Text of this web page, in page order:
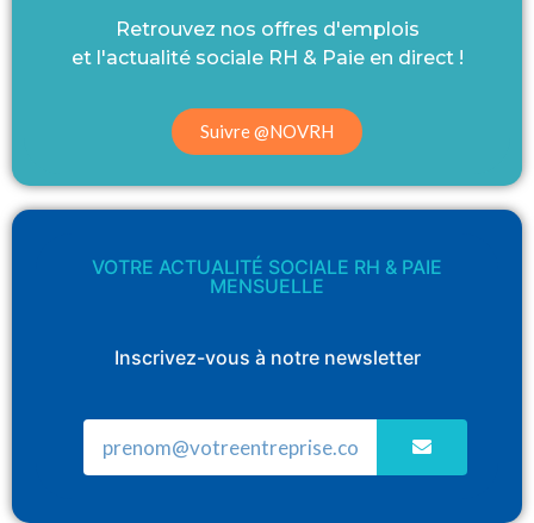
Retrouvez nos offres d'emplois
et l'actualité sociale RH & Paie en direct !
Suivre @NOVRH
VOTRE ACTUALITÉ SOCIALE RH & PAIE
MENSUELLE
Inscrivez-vous à notre newsletter